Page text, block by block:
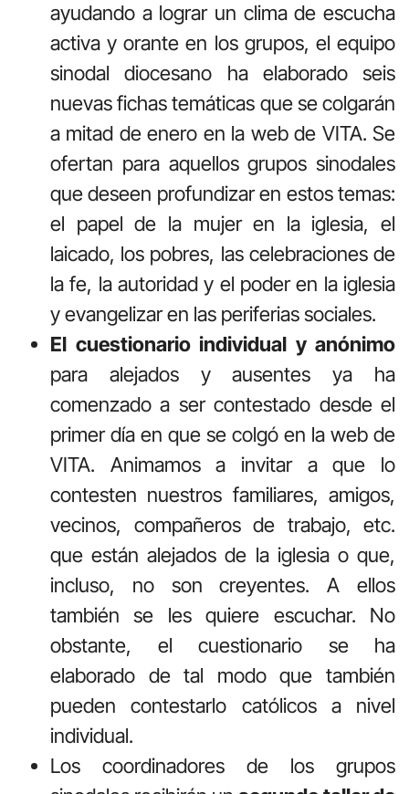
ayudando a lograr un clima de escucha
activa y orante en los grupos, el equipo
sinodal diocesano ha elaborado seis
nuevas fichas temáticas que se colgarán
a mitad de enero en la web de VITA. Se
ofertan para aquellos grupos sinodales
que deseen profundizar en estos temas:
el papel de la mujer en la iglesia, el
laicado, los pobres, las celebraciones de
la fe, la autoridad y el poder en la iglesia
y evangelizar en las periferias sociales.
El cuestionario individual y anónimo
para alejados y ausentes ya ha
comenzado a ser contestado desde el
primer día en que se colgó en la web de
VITA. Animamos a invitar a que lo
contesten nuestros familiares, amigos,
vecinos, compañeros de trabajo, etc.
que están alejados de la iglesia o que,
incluso, no son creyentes. A ellos
también se les quiere escuchar. No
obstante, el cuestionario se ha
elaborado de tal modo que también
pueden contestarlo católicos a nivel
individual.
Los coordinadores de los grupos